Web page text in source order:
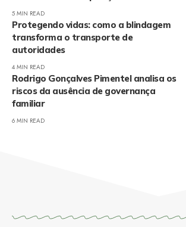
5 MIN READ
Protegendo vidas: como a blindagem
transforma o transporte de
autoridades
4 MIN READ
Rodrigo Gonçalves Pimentel analisa os
riscos da ausência de governança
familiar
6 MIN READ